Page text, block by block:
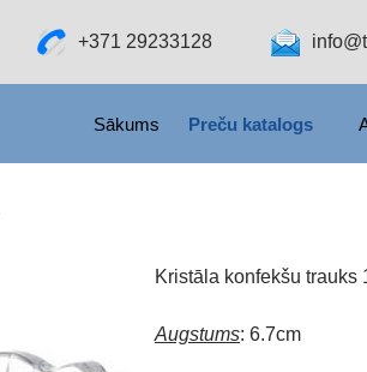
+371 29233128
Sākums Preču katalogs
Kristāla konfekšu trauks
Augstums: 6.7cm